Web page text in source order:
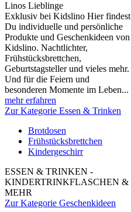
Linos Lieblinge
Exklusiv bei Kidslino Hier findest
Du individuelle und persönliche
Produkte und Geschenkideen von
Kidslino. Nachtlichter,
Frühstücksbrettchen,
Geburtstagsteller und vieles mehr.
Und für die Feiern und
besonderen Momente im Leben...
mehr erfahren
Zur Kategorie Essen & Trinken
Brotdosen
Frühstücksbrettchen
Kindergeschirr
ESSEN & TRINKEN -
KINDERTRINKFLASCHEN &
MEHR
Zur Kategorie Geschenkideen